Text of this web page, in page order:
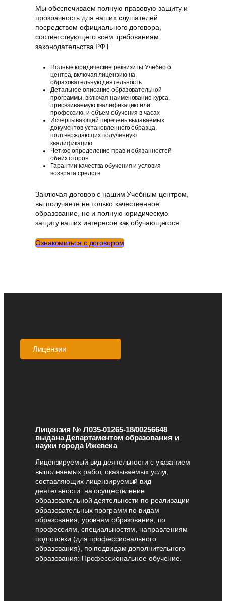
Мы обеспечиваем полную правовую защиту и
прозрачность для наших слушателей
посредством официального договора,
соответствующего всем требованиям
законодательства РФT
Полные юридические реквизиты Учебного
центра, включая лицензию на
образовательную деятельность
Детальное описание образовательной
программы, включая наименование курса,
присваиваемую квалификацию или
профессию, и объем обучения в часах
Исчерпывающий перечень выдаваемых
документов установленного образца,
подтверждающих полученную
квалификацию
Четкое определение прав и обязанностей
обеих сторон
Гарантии качества обучения и условия
возврата средств
Заключая договор с нашим Учебным центром,
вы получаете не только качественное
образование, но и полную юридическую
защиту ваших интересов как обучающегося.
Ознакомиться с договором
Лицензии
Лицензия № Л035-01265-18/00256648
выдана Департаментом образования и
науки города Ижевска
Лицензируемый вид деятельности с указанием
выполняемых работ, оказываемых услуг,
составляющих лицензируемый вид
деятельности: на осуществление
образовательной деятельности по реализации
образовательных программ по видам
образования, уровням образования, по
профессиям, специальностям, направлениям
подготовки (для профессионального
образования), по подвидам дополнительного
образования: Профессиональное обучение.